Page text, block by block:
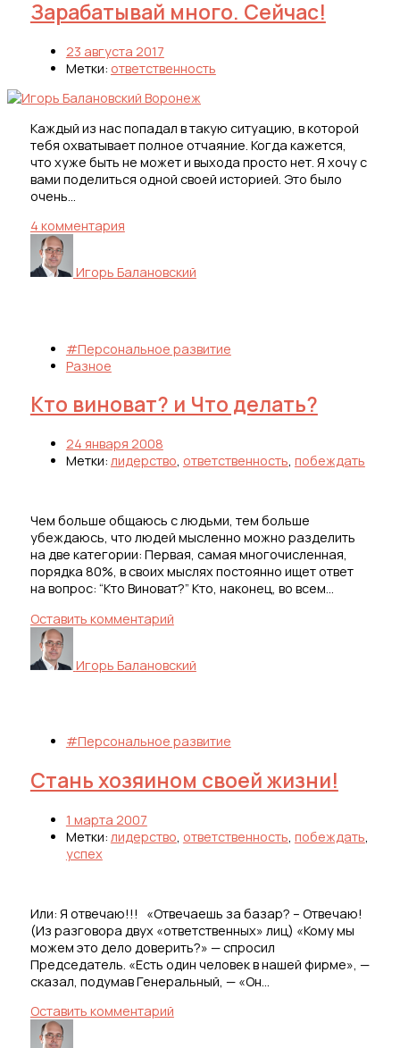
Зарабатывай много. Сейчас!
23 августа 2017
Метки: ответственность
Каждый из нас попадал в такую ситуацию, в которой
тебя охватывает полное отчаяние. Когда кажется,
что хуже быть не может и выхода просто нет. Я хочу с
вами поделиться одной своей историей. Это было
очень…
4 комментария
Игорь Балановский
#Персональное развитие
Разное
Кто виноват? и Что делать?
24 января 2008
Метки: лидерство, ответственность, побеждать
Чем больше общаюсь с людьми, тем больше
убеждаюсь, что людей мысленно можно разделить
на две категории: Первая, самая многочисленная,
порядка 80%, в своих мыслях постоянно ищет ответ
на вопрос: “Кто Виноват?” Кто, наконец, во всем…
Оставить комментарий
Игорь Балановский
#Персональное развитие
Стань хозяином своей жизни!
1 марта 2007
Метки: лидерство ответственность побеждать
успех
Или: Я отвечаю!!! «Отвечаешь за базар? – Отвечаю!
(Из разговора двух «ответственных» лиц) «Кому мы
можем это дело доверить?» — спросил
Председатель. «Есть один человек в нашей фирме», —
сказал, подумав Генеральный, — «Он…
Оставить комментарий